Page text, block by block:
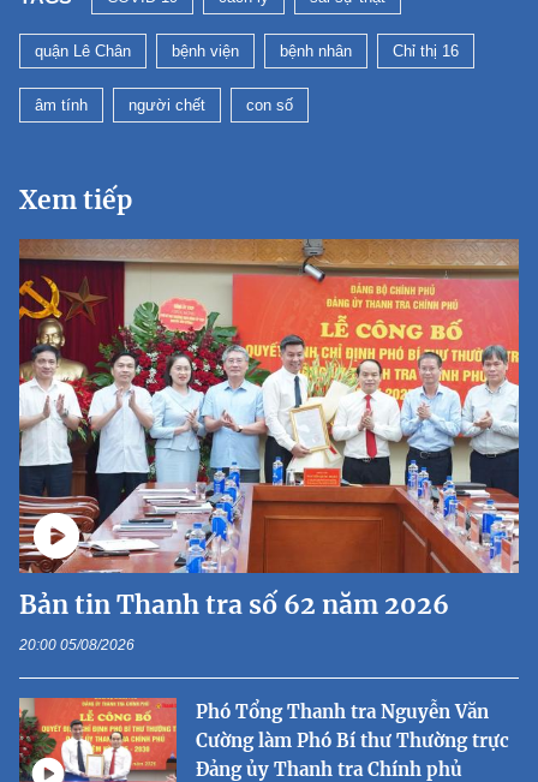
quận Lê Chân bệnh viện bệnh nhân Chỉ thị 16
âm tính người chết con số
Xem tiếp
Bản tin Thanh tra số 62 năm 2026
20:00 05/08/2026
Phó Tổng Thanh tra Nguyễn Văn
Cường làm Phó Bí thư Thường trực
Đảng ủy Thanh tra Chính phủ